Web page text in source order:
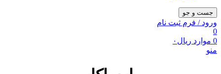
جست و جو
ورود / فرم ثبت نام
0
0 موارد ریال ۰
منو